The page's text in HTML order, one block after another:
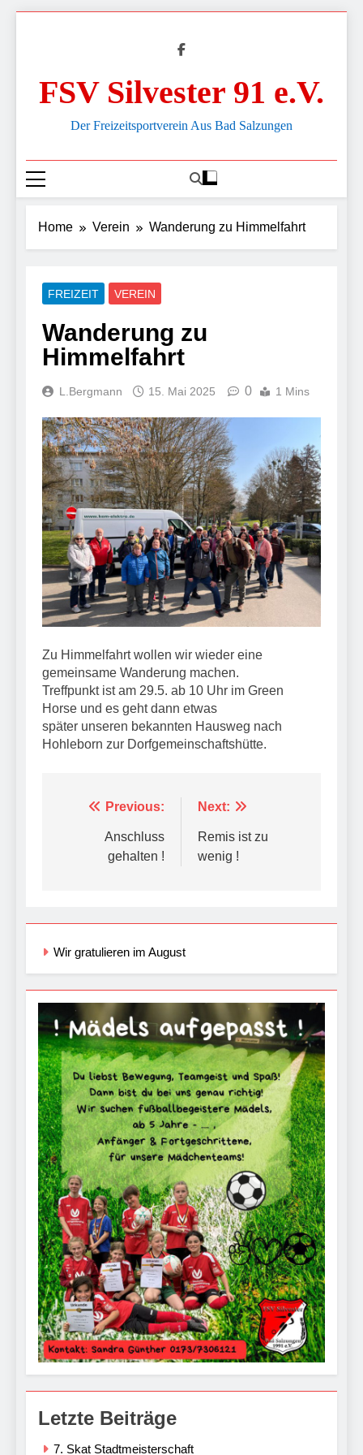
FSV Silvester 91 e.V.
Der Freizeitsportverein Aus Bad Salzungen
Home Verein Wanderung zu Himmelfahrt
FREIZEIT VEREIN
Wanderung zu
Himmelfahrt
L.Bergmann 15. Mai 2025 0 1 Mins
Zu Himmelfahrt wollen wir wieder eine
gemeinsame Wanderung machen.
Treffpunkt ist am 29.5. ab 10 Uhr im Green
Horse und es geht dann etwas
später unseren bekannten Hausweg nach
Hohleborn zur Dorfgemeinschaftshütte.
Beitragsnavigation
Previous:
Anschluss
gehalten !
Next:
Remis ist zu
wenig !
Wir gratulieren im August
Letzte Beiträge
7. Skat Stadtmeisterschaft